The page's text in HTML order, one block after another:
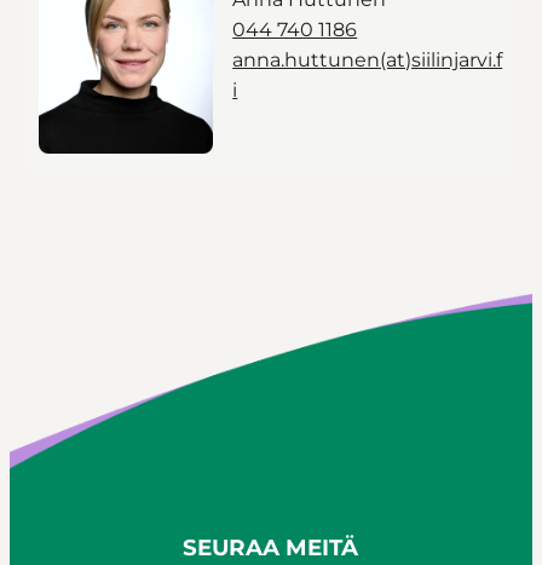
044 740 1186
anna.huttunen(at)siilinjarvi.f
i
SEURAA MEITÄ